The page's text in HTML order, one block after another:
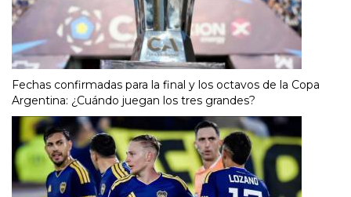
Fechas confirmadas para la final y los octavos de la Copa
Argentina: ¿Cuándo juegan los tres grandes?